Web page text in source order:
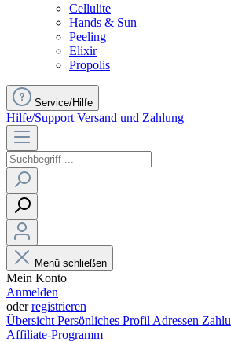
Cellulite
Hands & Sun
Peeling
Elixir
Propolis
Service/Hilfe
Hilfe/Support Versand und Zahlung
Menü schließen
Mein Konto
Anmelden
oderregistrieren
Übersicht Persönliches Profil Adressen
Affiliate-Programm